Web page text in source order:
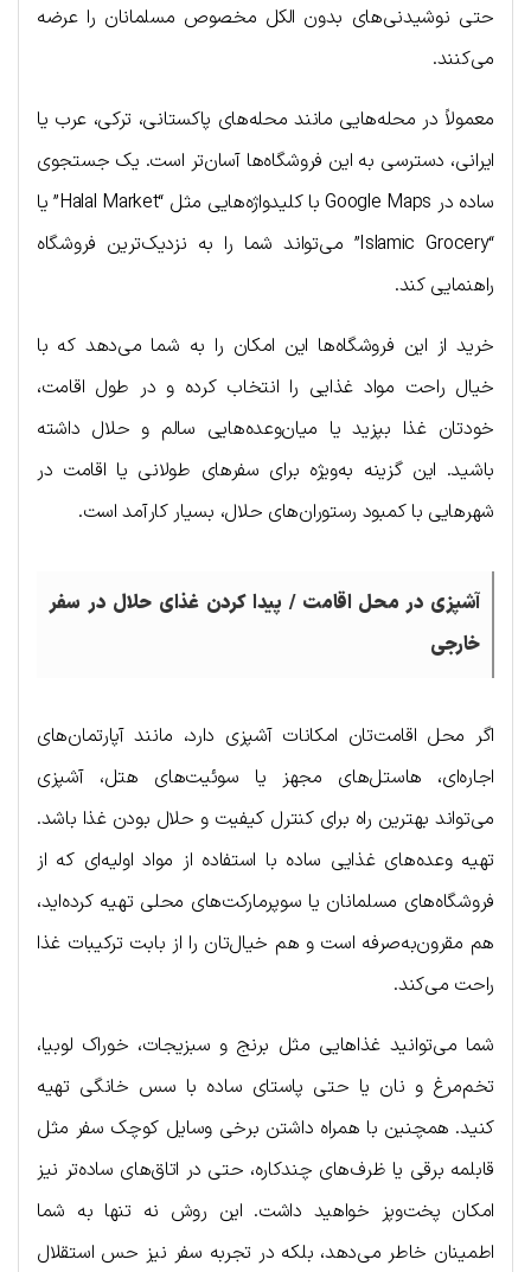
حتی نوشیدنی‌های بدون الکل مخصوص مسلمانان را عرضه
می‌کنند.
معمولاً در محله‌هایی مانند محله‌های پاکستانی، ترکی، عرب یا
ایرانی، دسترسی به این فروشگاه‌ها آسان‌تر است. یک جستجوی
ساده در Google Maps با کلیدواژه‌هایی مثل “Halal Market” یا
“Islamic Grocery” می‌تواند شما را به نزدیک‌ترین فروشگاه
راهنمایی کند.
خرید از این فروشگاه‌ها این امکان را به شما می‌دهد که با
خیال راحت مواد غذایی را انتخاب کرده و در طول اقامت،
خودتان غذا بپزید یا میان‌وعده‌هایی سالم و حلال داشته
باشید. این گزینه به‌ویژه برای سفرهای طولانی یا اقامت در
شهرهایی با کمبود رستوران‌های حلال، بسیار کارآمد است.
آشپزی در محل اقامت / پیدا کردن غذای حلال در سفر
خارجی
اگر محل اقامت‌تان امکانات آشپزی دارد، مانند آپارتمان‌های
اجاره‌ای، هاستل‌های مجهز یا سوئیت‌های هتل، آشپزی
می‌تواند بهترین راه برای کنترل کیفیت و حلال بودن غذا باشد.
تهیه وعده‌های غذایی ساده با استفاده از مواد اولیه‌ای که از
فروشگاه‌های مسلمانان یا سوپرمارکت‌های محلی تهیه کرده‌اید،
هم مقرون‌به‌صرفه است و هم خیال‌تان را از بابت ترکیبات غذا
راحت می‌کند.
شما می‌توانید غذاهایی مثل برنج و سبزیجات، خوراک لوبیا،
تخم‌مرغ و نان یا حتی پاستای ساده با سس خانگی تهیه
کنید. همچنین با همراه داشتن برخی وسایل کوچک سفر مثل
قابلمه برقی یا ظرف‌های چندکاره، حتی در اتاق‌های ساده‌تر نیز
امکان پخت‌وپز خواهید داشت. این روش نه تنها به شما
اطمینان خاطر می‌دهد، بلکه در تجربه سفر نیز حس استقلال